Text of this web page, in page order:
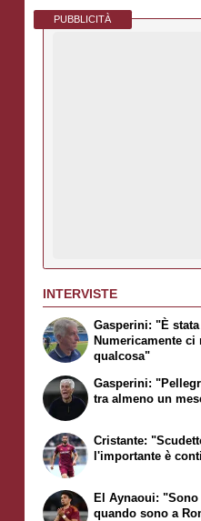
PUBBLICITÀ
INTERVISTE
Gasperini: "È
Numericamente ci
qualcosa"
Gasperini:
tra almeno un
Cristante:
l'importante è
El Aynaoui:
quando sono a